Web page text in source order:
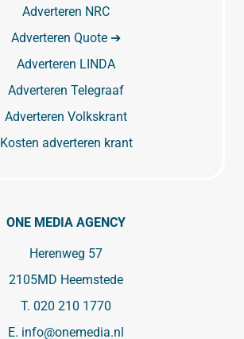
Adverteren NRC
Adverteren Quote ➔
Adverteren LINDA
Adverteren Telegraaf
Adverteren Volkskrant
Kosten adverteren krant
ONE MEDIA AGENCY
Herenweg 57
2105MD Heemstede
T. 020 210 1770
E. info@onemedia.nl